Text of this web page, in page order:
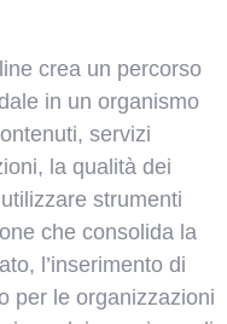
crea un percorso
in un organismo
servizi
la qualità dei
strumenti
che consolida la
l’inserimento di
per le organizzazioni